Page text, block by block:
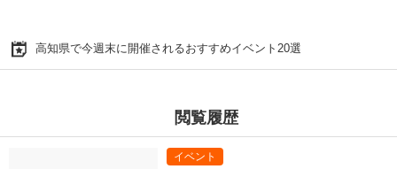
高知県で今週末に開催されるおすすめイベント20選
閲覧履歴